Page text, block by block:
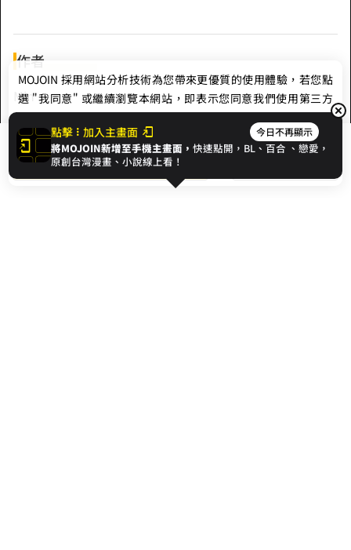
開始閱讀
作者
Min
Hashtag
點擊 加入主畫面 今日不再顯示
將MOJOIN新增至手機主畫面，快速點開，BL、百合 、戀愛，
原創台灣漫畫、小說線上看！
MOJOIN 採用網站分析技術為您帶來更優質的使用體驗，若您點
選 "我同意" 或繼續瀏覽本網站，即表示您同意我們使用第三方
Cookie，欲瞭解更多資訊請見隱私權政策。
我同意